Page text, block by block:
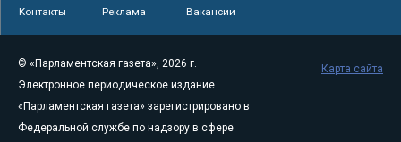
Контакты Реклама Вакансии
© «Парламентская газета», 2026 г.
Электронное периодическое издание
«Парламентская газета» зарегистрировано в
Федеральной службе по надзору в сфере
Карта сайта